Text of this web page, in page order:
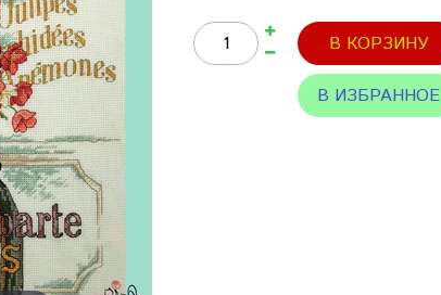
В КОРЗИНУ
В ИЗБРАННОЕ